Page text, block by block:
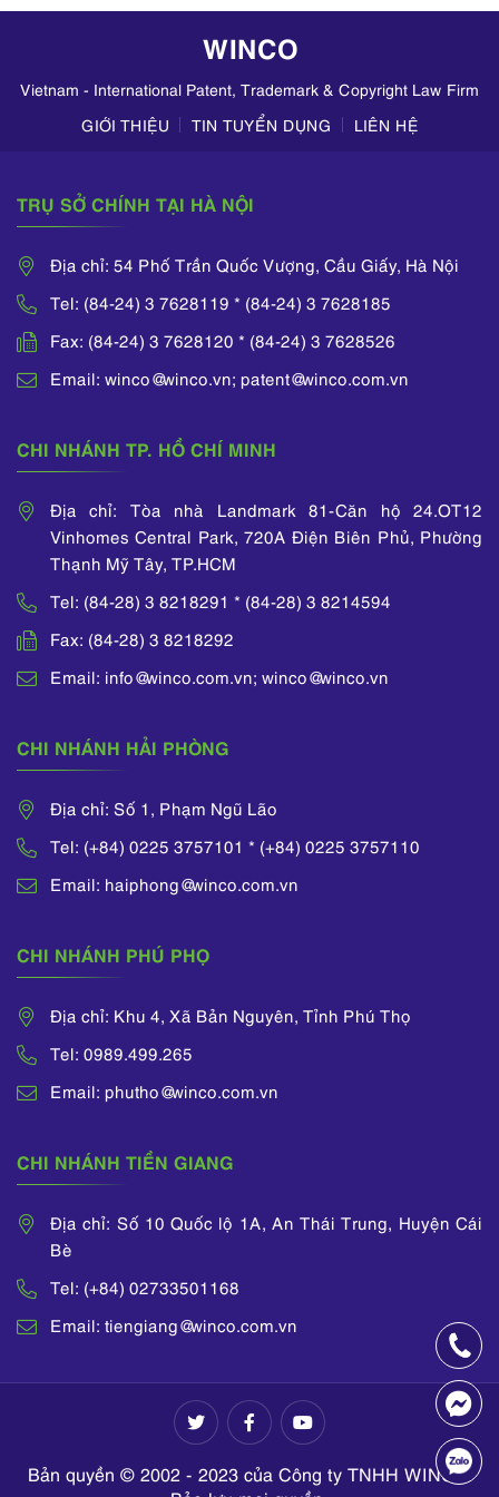
WINCO
Vietnam - International Patent, Trademark & Copyright Law Firm
GIỚI THIỆU
TIN TUYỂN DỤNG LIÊN HỆ
TRỤ SỞ CHÍNH TẠI HÀ NỘI
Địa chỉ: 54 Phố Trần Quốc Vượng, Cầu Giấy, Hà Nội
Tel: (84-24) 3 7628119 * (84-24) 3 7628185
Fax: (84-24) 3 7628120 * (84-24) 3 7628526
Email: winco@winco.vn; patent@winco.com.vn
CHI NHÁNH TP. HỒ CHÍ MINH
Địa chỉ: Tòa nhà Landmark 81-Căn hộ 24.OT12
Vinhomes Central Park, 720A Điện Biên Phủ, Phường
Thạnh Mỹ Tây, TP.HCM
Tel: (84-28) 3 8218291 * (84-28) 3 8214594
Fax: (84-28) 3 8218292
Email: info@winco.com.vn; winco@winco.vn
CHI NHÁNH HẢI PHÒNG
Địa chỉ: Số 1, Phạm Ngũ Lão
Tel: (+84) 0225 3757101 * (+84) 0225 3757110
Email: haiphong@winco.com.vn
CHI NHÁNH PHÚ PHỌ
Địa chỉ: Khu 4, Xã Bản Nguyên, Tỉnh Phú Thọ
Tel: 0989.499.265
Email: phutho@winco.com.vn
CHI NHÁNH TIỀN GIANG
Địa chỉ: Số 10 Quốc lộ 1A, An Thái Trung, Huyện Cái
Bè
Tel: (+84) 02733501168
Email: tiengiang@winco.com.vn
Bản quyền © 2002 - 2023 của Công ty TNHH WINCO.